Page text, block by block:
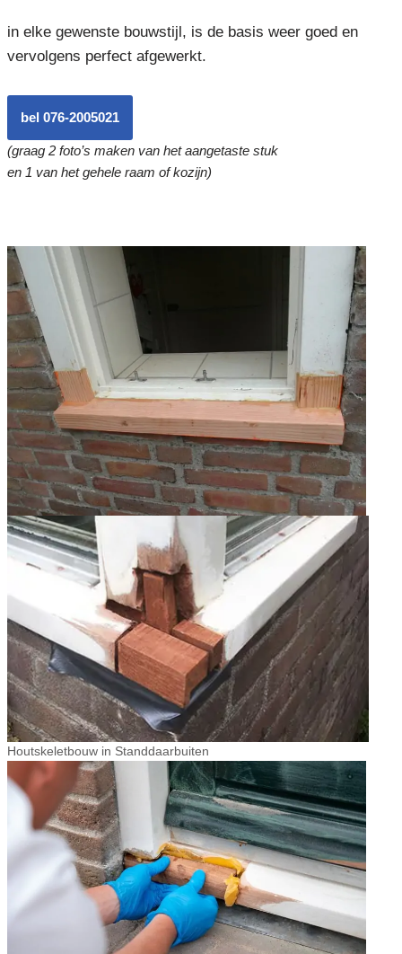
in elke gewenste bouwstijl, is de basis weer goed en
vervolgens perfect afgewerkt.
bel 076-2005021
(graag 2 foto’s maken van het aangetaste stuk
en 1 van het gehele raam of kozijn)
Houtskeletbouw in Standdaarbuiten